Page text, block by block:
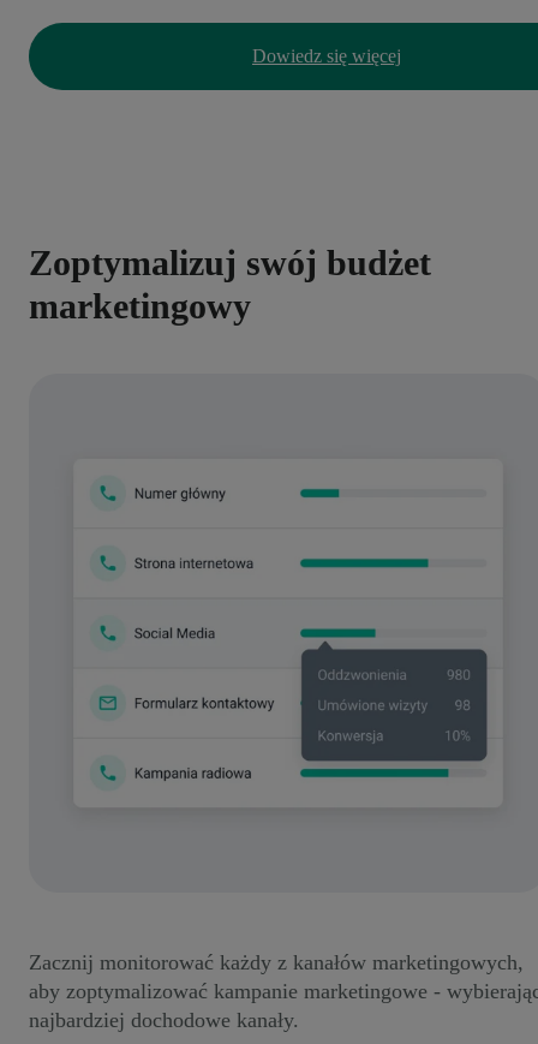
Dowiedz się więcej
Zoptymalizuj swój budżet
marketingowy
Zacznij monitorować każdy z kanałów marketingowych,
aby zoptymalizować kampanie marketingowe -
najbardziej dochodowe kanały.